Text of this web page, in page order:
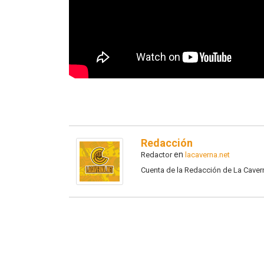
Redacción
Redactoren lacaverna.net
Cuenta de la Redacción de La